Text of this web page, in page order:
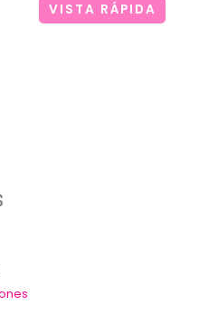
VISTA RÁPIDA